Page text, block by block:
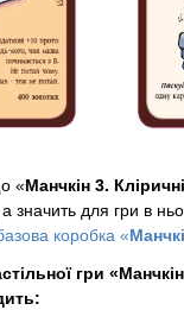
«Манчкін 3.
значить для гри в
коробка «
гри